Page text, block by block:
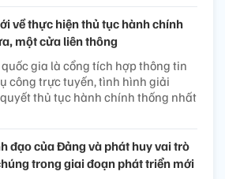
về thực hiện thủ tục hành chính
một cửa liên thông
gia là cổng tích hợp thông tin
công trực tuyến, tình hình giải
thủ tục hành chính thống nhất
đạo của Đảng và phát huy vai trò
trong giai đoạn phát triển mới